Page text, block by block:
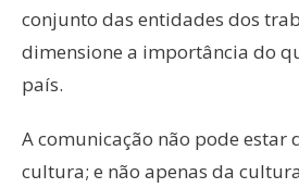
conjunto das entidades dos
dimensione a importância do
país.
A comunicação não pode estar
cultura; e não apenas da